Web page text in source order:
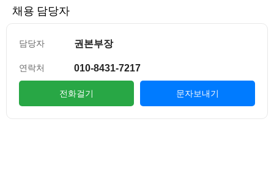
채용 담당자
담당자 권본부장
연락처 010-8431-7217
전화걸기 문자보내기